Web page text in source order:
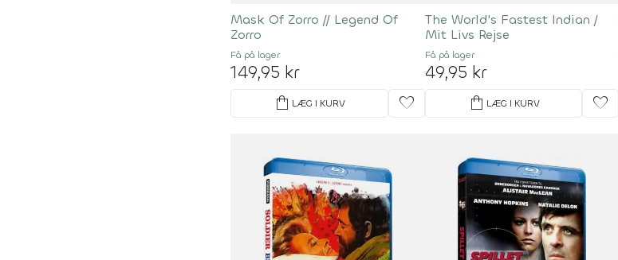
Mask Of Zorro //Legend Of
Zorro
Få på lager
149,95 kr
shopping_bag LÆG I KURV favorite
The World's Fastest Indian /
Mit Livs Rejse
Få på lager
49,95 kr
shopping_bag LÆG I KURV favorite